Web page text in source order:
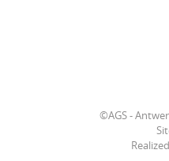
©AGS -